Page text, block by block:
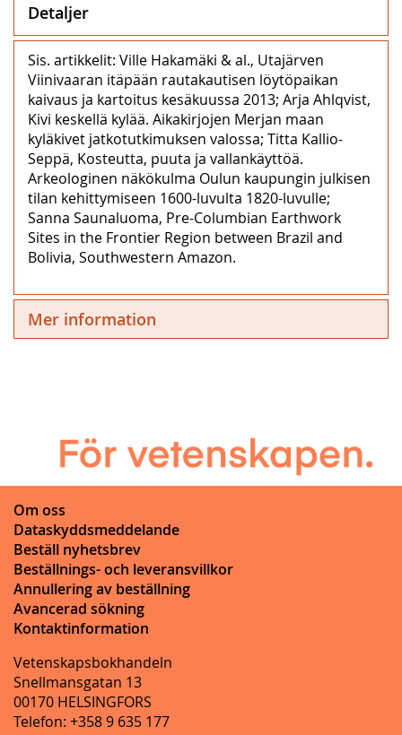
Detaljer
Sis. artikkelit: Ville Hakamäki & al., Utajärven
Viinivaaran itäpään rautakautisen löytöpaikan
kaivaus ja kartoitus kesäkuussa 2013; Arja Ahlqvist,
Kivi keskellä kylää. Aikakirjojen Merjan maan
kyläkivet jatkotutkimuksen valossa; Titta Kallio-
Seppä, Kosteutta, puuta ja vallankäyttöä.
Arkeologinen näkökulma Oulun kaupungin julkisen
tilan kehittymiseen 1600-luvulta 1820-luvulle;
Sanna Saunaluoma, Pre-Columbian Earthwork
Sites in the Frontier Region between Brazil and
Bolivia, Southwestern Amazon.
Mer information
Om oss
Dataskyddsmeddelande
Beställ nyhetsbrev
Beställnings- och leveransvillkor
Annullering av beställning
Avancerad sökning
Kontaktinformation
Vetenskapsbokhandeln
Snellmansgatan 13
00170 HELSINGFORS
Telefon: +358 9 635 177